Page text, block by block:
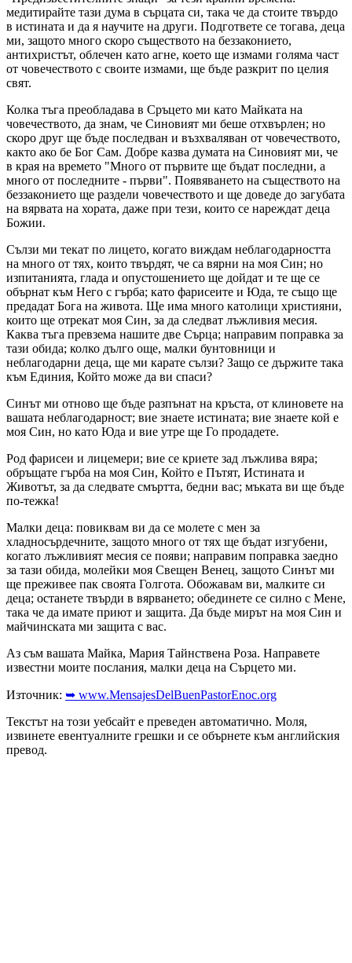
медитирайте тази дума в сърцата си, така че да стоите твърдо
в истината и да я научите на други. Подгответе се тогава, деца
ми, защото много скоро съществото на беззаконието,
антихристът, облечен като агне, което ще измами голяма част
от човечеството с своите измами, ще бъде разкрит по целия
свят.
Колка тъга преобладава в Сръцето ми като Майката на
човечеството, да знам, че Синовият ми беше отхвърлен; но
скоро друг ще бъде последван и възхваляван от човечеството,
както ако бе Бог Сам. Добре казва думата на Синовият ми, че
в края на времето "Много от първите ще бъдат последни, а
много от последните - първи". Появяването на съществото на
беззаконието ще раздели човечеството и ще доведе до загубата
на вярвата на хората, даже при тези, които се нареждат деца
Божии.
Сълзи ми текат по лицето, когато виждам неблагодарността
на много от тях, които твърдят, че са вярни на моя Син; но
изпитанията, глада и опустошението ще дойдат и те ще се
обърнат към Него с гърба; като фарисеите и Юда, те също ще
предадат Бога на живота. Ще има много католици християни,
които ще отрекат моя Син, за да следват лъжливия месия.
Каква тъга превзема нашите две Сърца; направим поправка за
тази обида; колко дълго още, малки бунтовници и
неблагодарни деца, ще ми карате сълзи? Защо се държите така
към Единия, Който може да ви спаси?
Синът ми отново ще бъде разпънат на кръста, от клиновете на
вашата неблагодарност; вие знаете истината; вие знаете кой е
моя Син, но като Юда и вие утре ще Го продадете.
Род фарисеи и лицемери; вие се криете зад лъжлива вяра;
обръщате гърба на моя Син, Който е Пътят, Истината и
Животът, за да следвате смъртта, бедни вас; мъката ви ще бъде
по-тежка!
Малки деца: повиквам ви да се молете с мен за
хладносърдечните, защото много от тях ще бъдат изгубени,
когато лъжливият месия се появи; направим поправка заедно
за тази обида, молейки моя Свещен Венец, защото Синът ми
ще преживее пак своята Голгота. Обожавам ви, малките си
деца; останете твърди в вярването; обединете се силно с Мене,
така че да имате приют и защита. Да бъде мирът на моя Син и
майчинската ми защита с вас.
Аз съм вашата Майка, Мария Тайнствена Роза. Направете
известни моите послания, малки деца на Сърцето ми.
Източник: ➥ www.MensajesDelBuenPastorEnoc.org
Текстът на този уебсайт е преведен автоматично. Моля,
извинете евентуалните грешки и се обърнете към английския
превод.